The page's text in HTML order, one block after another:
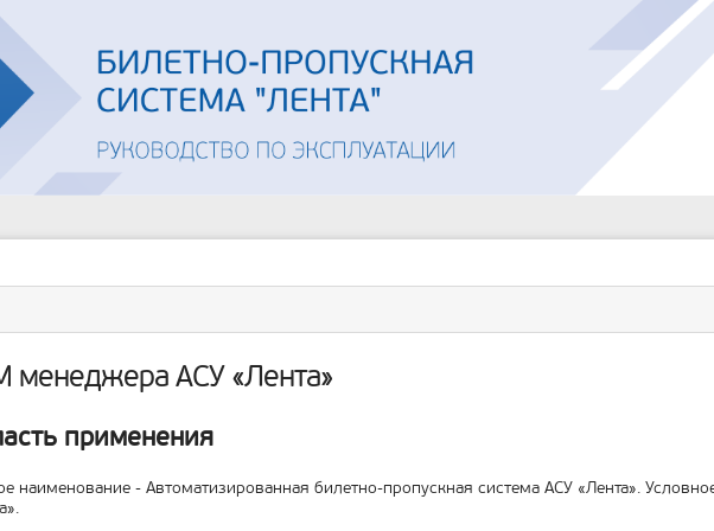
менеджера АСУ «Лента»
применения
наименование - Автоматизированная билетно-пропускная система АСУ «Лента».